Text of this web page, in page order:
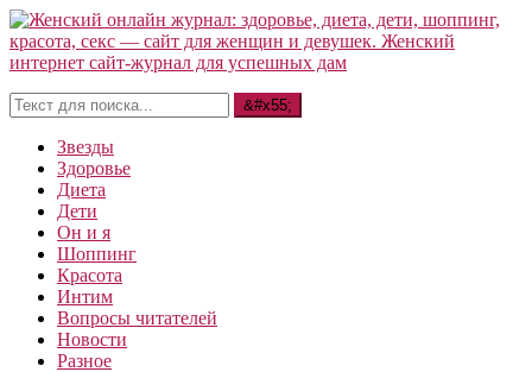
Звезды
Здоровье
Диета
Дети
Он и я
Шоппинг
Красота
Интим
Вопросы читателей
Новости
Разное